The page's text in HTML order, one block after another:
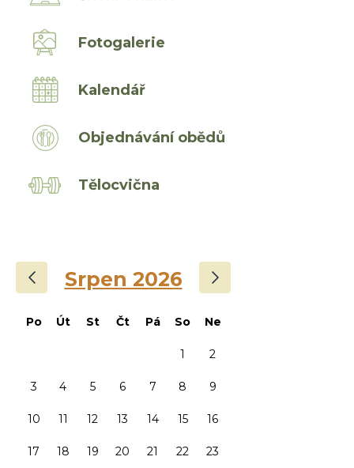
Fotogalerie
Kalendář
Objednávání obědů
Tělocvična
Srpen 2026
Po Út St Čt Pá So Ne
1 2
3 4 5 6 7 8 9
10 11 12 13 14 15 16
17 18 19 20 21 22 23